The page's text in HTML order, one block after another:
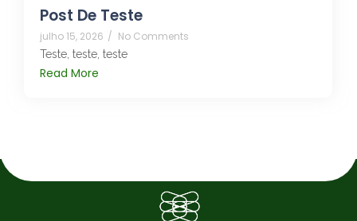
Post De Teste
julho 15, 2026 / No Comments
Teste, teste, teste
Read More